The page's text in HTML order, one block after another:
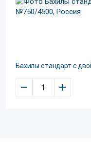
Бахилы стандарт с
– +